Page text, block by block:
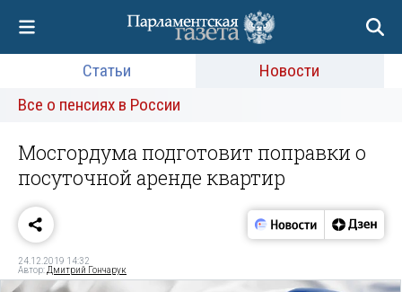
Статьи
Новости
Все о пенсиях в России
Мосгордума подготовит поправки о
посуточной аренде квартир
24.12.2019 14:32
Автор: Дмитрий Гончарук